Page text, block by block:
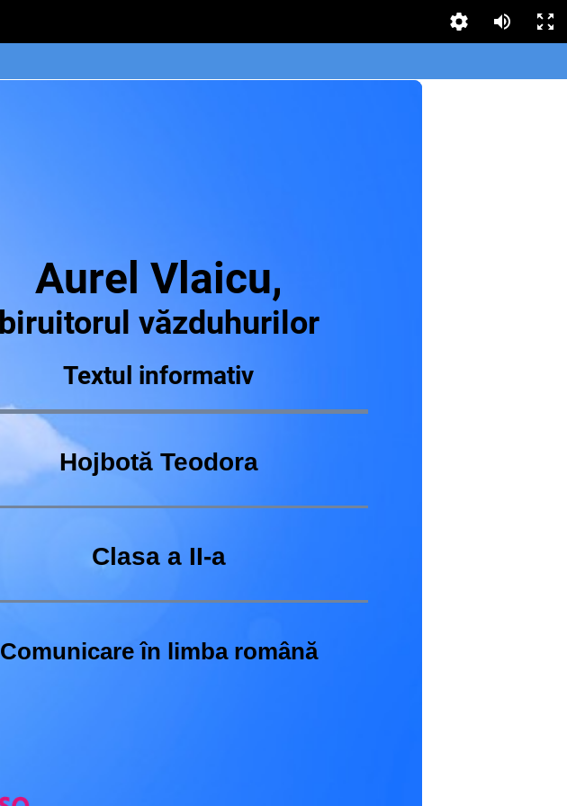
Aurel Vlaicu,
biruitorul văzduhurilor
Textul informativ
Hojbotă Teodora
Clasa a II-a
Comunicare în limba română